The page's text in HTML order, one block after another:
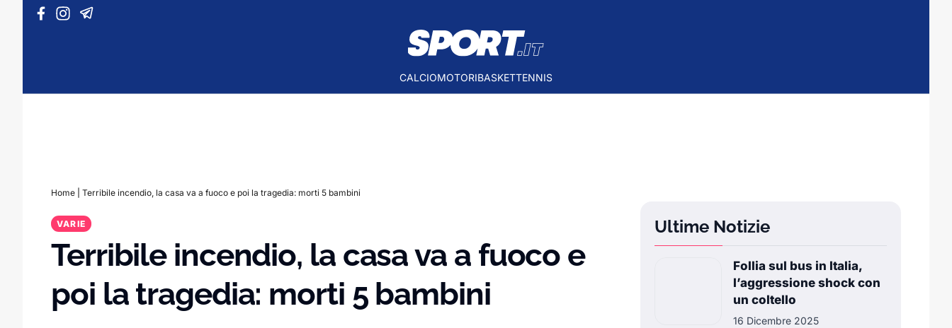
Vai al contenuto
CALCIOMOTORIBASKETTENNIS
Home Terribile incendio, la casa va a fuoco e poi la tragedia: morti 5 bambini
VARIE
Terribile incendio, la casa va a fuoco e
poi la tragedia: morti 5 bambini
Ultime Notizie
Follia sul bus in Italia,
l’aggressione shock con
un coltello
16 Dicembre 2025